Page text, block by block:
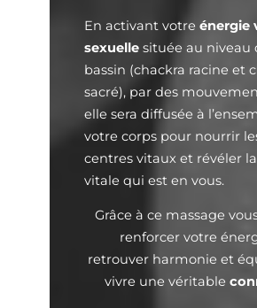
En activant votre énergie
sexuellesituée au niveau
bassin (chackra racine et
sacré), par des
elle sera diffusée à
votre corps pour nourrir
centres vitaux et révéler
vitale qui est en vous.
Grâce à ce massage
renforcer votre
retrouver harmonie et
vivre une véritable